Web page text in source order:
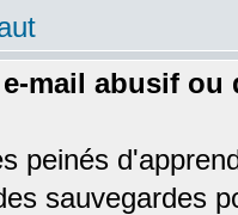
mail abusif
peinés
sauvegardes